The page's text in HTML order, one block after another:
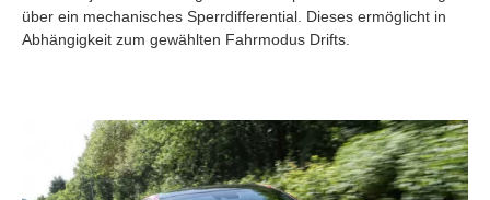
über ein mechanisches Sperrdifferential. Dieses ermöglicht in
Abhängigkeit zum gewählten Fahrmodus Drifts.